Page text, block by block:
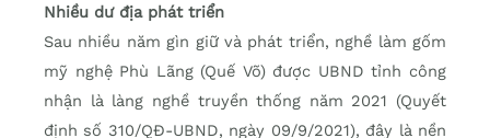
Nhiều dư địa phát triển
Sau nhiều năm gìn giữ và phát triển, nghề làm gốm
mỹ nghệ Phù Lãng (Quế Võ) được UBND tỉnh công
nhận là làng nghề truyền thống năm 2021 (Quyết
định số 310/QĐ-UBND, ngày 09/9/2021), đây là nền